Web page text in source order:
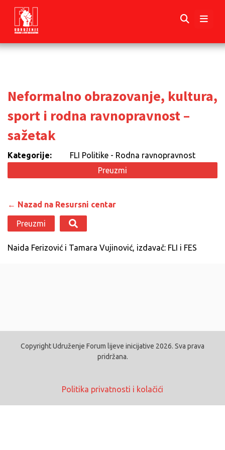
Neformalno obrazovanje, kultura,
sport i rodna ravnopravnost –
sažetak
Kategorije:
FLI Politike - Rodna ravnopravnost
Preuzmi
← Nazad na Resursni centar
Naida Ferizović i Tamara Vujinović, izdavač: FLI i FES
Preuzmi
Copyright Udruženje Forum lijeve inicijative 2026. Sva prava
pridržana.
Politika privatnosti i kolačići